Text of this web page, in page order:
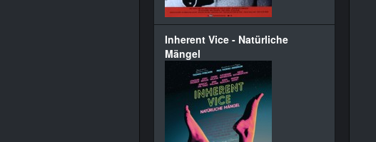
Inherent Vice - Natürliche
Mängel